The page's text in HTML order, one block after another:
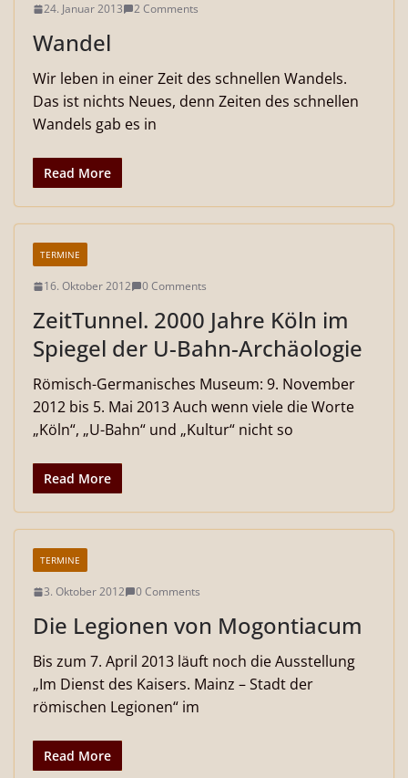
24. Januar 2013 2 Comments
Wandel
Wir leben in einer Zeit des schnellen Wandels.
Das ist nichts Neues, denn Zeiten des schnellen
Wandels gab es in
Read More
TERMINE
16. Oktober 2012 0 Comments
ZeitTunnel. 2000 Jahre Köln im
Spiegel der U-Bahn-Archäologie
Römisch-Germanisches Museum: 9. November
2012 bis 5. Mai 2013 Auch wenn viele die Worte
„Köln“, „U-Bahn“ und „Kultur“ nicht so
Read More
TERMINE
3. Oktober 2012 0 Comments
Die Legionen von Mogontiacum
Bis zum 7. April 2013 läuft noch die Ausstellung
„Im Dienst des Kaisers. Mainz – Stadt der
römischen Legionen“ im
Read More